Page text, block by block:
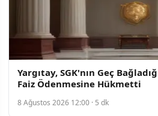
Yargıtay, SGK'nın Geç
Faiz Ödenmesine Hükmetti
8 Ağustos 2026 12:00 · 5 dk